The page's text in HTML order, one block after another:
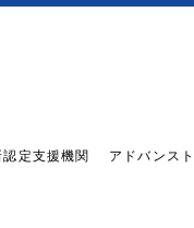
認定支援機関 アドバンス